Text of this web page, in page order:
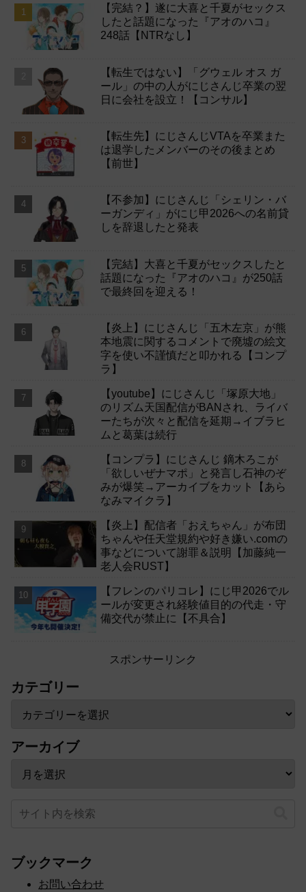
【完結？】遂に大喜と千夏がセックス
したと話題になった『アオのハコ』
248話【NTRなし】
【転生ではない】「グウェル オス ガ
ール」の中の人がにじさんじ卒業の翌
日に会社を設立！【コンサル】
【転生先】にじさんじVTAを卒業また
は退学したメンバーのその後まとめ
【前世】
【不参加】にじさんじ「シェリン・バ
ーガンディ」がにじ甲2026への名前貸
しを辞退したと発表
【完結】大喜と千夏がセックスしたと
話題になった『アオのハコ』が250話
で最終回を迎える！
【炎上】にじさんじ「五木左京」が熊
本地震に関するコメントで廃墟の絵文
字を使い不謹慎だと叩かれる【コンプ
ラ】
【youtube】にじさんじ「塚原大地」
のリズム天国配信がBANされ、ライバ
ーたちが次々と配信を延期→イブラヒ
ムと葛葉は続行
【コンプラ】にじさんじ 鏑木ろこが
「欲しいぜナマポ」と発言し石神のぞ
みが爆笑→アーカイブをカット【あら
なみマイクラ】
【炎上】配信者「おえちゃん」が布団
ちゃんや任天堂規約や好き嫌い.comの
事などについて謝罪＆説明【加藤純一
老人会RUST】
【フレンのパリコレ】にじ甲2026でル
ールが変更され経験値目的の代走・守
備交代が禁止に【不具合】
スポンサーリンク
カテゴリー
アーカイブ
ブックマーク
お問い合わせ